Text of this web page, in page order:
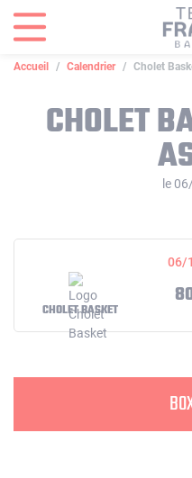
Accueil Calendrier Cholet
CHOLET
le
06/
CHOLET BASKET
Panneau de gestion des cookies